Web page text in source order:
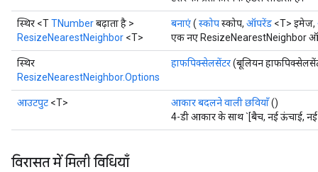
स्थिर <TTNumberबढ़ाता है >
ResizeNearestNeighbor <T>
बनाएं( स्कोपस्कोप, ऑपरेंड <T> इमेज,
एक नए ResizeNearestNeighbor
स्थिर
ResizeNearestNeighbor.Options
हाफपिक्सेलसेंटर(बूलियन
आउटपुट <T> आकार बदलने वाली छवियाँ()
4-डी आकार के साथ `[बैच, नई ऊंचाई, नई
विरासत में मिली विधियाँ